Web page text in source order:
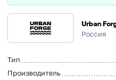
Urban
Россия
Тип
Производитель